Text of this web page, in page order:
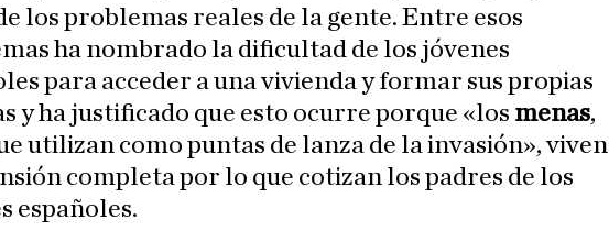
los problemas reales de la gente. Entre esos
ha nombrado la dificultad de los jóvenes
para acceder a una vivienda y formar sus propias
y ha justificado que esto ocurre porque «los menas,
utilizan como puntas de lanza de la invasión», viven
completa por lo que cotizan los padres de los
españoles.